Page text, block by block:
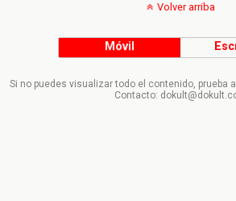
Volver arriba
Móvil
Si no puedes visualizar todo el contenido, prueba
Contacto: